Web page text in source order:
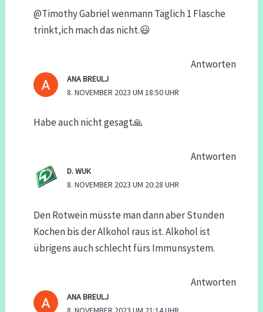
@Timothy Gabriel wenmann Täglich 1 Flasche
trinkt,ich mach das nicht.😃
Antworten
ANA BREULJ
8. NOVEMBER 2023 UM 18:50 UHR
Habe auch nicht gesagt🙏
Antworten
D. WUK
8. NOVEMBER 2023 UM 20:28 UHR
Den Rotwein müsste man dann aber Stunden
Kochen bis der Alkohol raus ist. Alkohol ist
übrigens auch schlecht fürs Immunsystem.
Antworten
ANA BREULJ